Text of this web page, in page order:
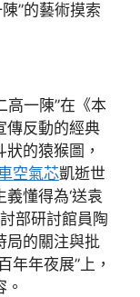
”的藝術摸索
高一陳”在《本
傳反動的經典
的猿猴圖，
空氣芯凱逝世
懂得為‘送袁
部研討館員陶
局的關注與批
年夜展”上，